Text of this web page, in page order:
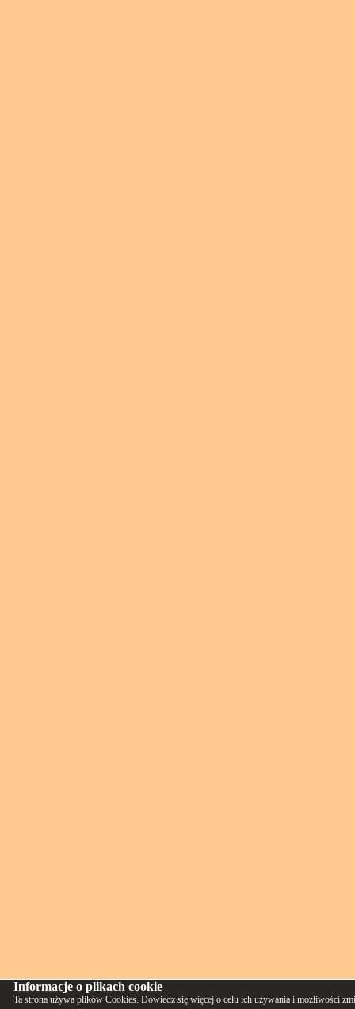
Informacje o plikach cookie
Ta strona używa plików Cookies. Dowiedz się więcej o celu ich używania i możliwości